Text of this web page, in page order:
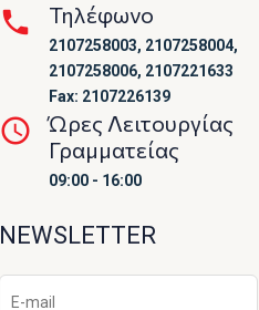
Τηλέφωνο
2107258003, 2107258004,
2107258006, 2107221633
Fax: 2107226139
Ώρες Λειτουργίας
Γραμματείας
09:00 - 16:00
NEWSLETTER